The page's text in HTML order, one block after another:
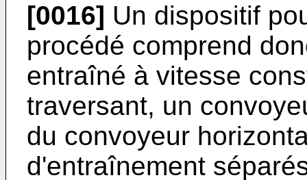
[0016] Un dispositif
procédé comprend
entraîné à vitesse
traversant, un
du convoyeur
d'entraînement